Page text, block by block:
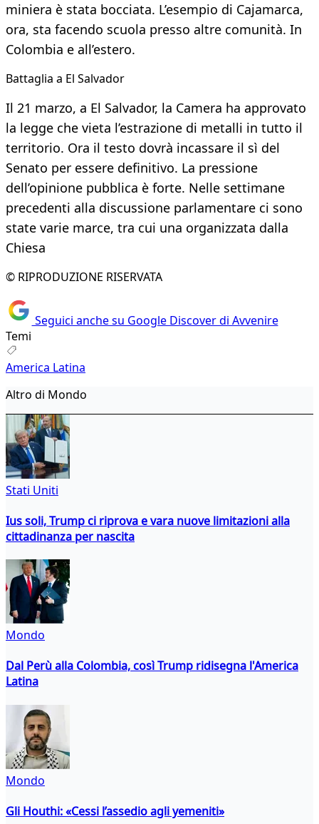
miniera è stata bocciata. L’esempio di Cajamarca,
ora, sta facendo scuola presso altre comunità. In
Colombia e all’estero.
Battaglia a El Salvador
Il 21 marzo, a El Salvador, la Camera ha approvato
la legge che vieta l’estrazione di metalli in tutto il
territorio. Ora il testo dovrà incassare il sì del
Senato per essere definitivo. La pressione
dell’opinione pubblica è forte. Nelle settimane
precedenti alla discussione parlamentare ci sono
state varie marce, tra cui una organizzata dalla
Chiesa
© RIPRODUZIONE RISERVATA
Seguici anche su Google Discover di Avvenire
Temi
America Latina
Altro di Mondo
Stati Uniti
Ius soli, Trump ci riprova e vara nuove limitazioni alla
cittadinanza per nascita
Mondo
Dal Perù alla Colombia, così Trump ridisegna l'America
Latina
Mondo
Gli Houthi: «Cessi l’assedio agli yemeniti»